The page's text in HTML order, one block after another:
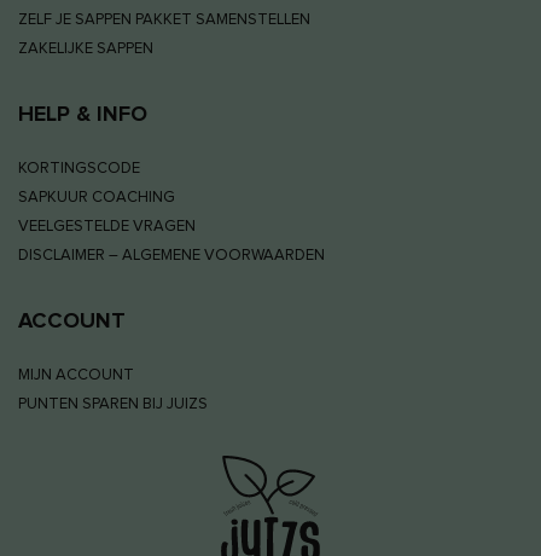
ZELF JE SAPPEN PAKKET SAMENSTELLEN
ZAKELIJKE SAPPEN
HELP & INFO
KORTINGSCODE
SAPKUUR COACHING
VEELGESTELDE VRAGEN
DISCLAIMER – ALGEMENE VOORWAARDEN
ACCOUNT
MIJN ACCOUNT
PUNTEN SPAREN BIJ JUIZS